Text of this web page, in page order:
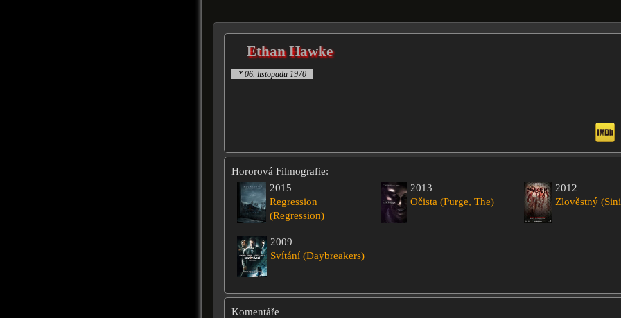
Ethan Hawke
* 06. listopadu 1970
Hororová Filmografie:
2015
Regression
(Regression)
2013
Očista (Purge, The)
2012
Zlověstný
2009
Svítání (Daybreakers)
Komentáře